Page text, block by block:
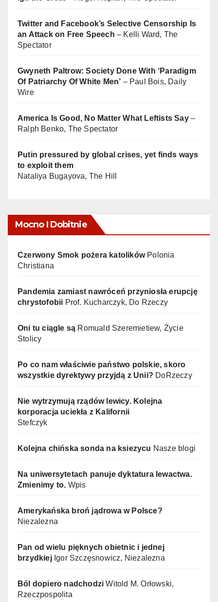
Twitter and Facebook’s Selective Censorship Is
an Attack on Free Speech – Kelli Ward, The
Spectator
Gwyneth Paltrow: Society Done With ‘Paradigm
Of Patriarchy Of White Men’ – Paul Bois, Daily
Wire
America Is Good, No Matter What Leftists Say–
Ralph Benko, The Spectator
Putin pressured by global crises, yet finds ways
to exploit them
Nataliya Bugayova, The Hill
Mocno I Dobitnie
Czerwony Smok pożera katolikówPolonia
Christiana
Pandemia zamiast nawróceń przyniosła erupcję
chrystofobii Prof. Kucharczyk, Do Rzeczy
Oni tu ciągle są Romuald Szeremietiew, Życie
Stolicy
Po co nam właściwie państwo polskie, skoro
wszystkie dyrektywy przyjdą z Unii? DoRzeczy
Nie wytrzymują rządów lewicy. Kolejna
korporacja uciekła z Kalifornii
Stefczyk
Kolejna chińska sonda na ksiezycu Nasze blogi
Na uniwersytetach panuje dyktatura lewactwa.
Zmienimy to. Wpis
Amerykańska broń jądrowa w Polsce?
Niezalezna
Pan od wielu pięknych obietnic i jednej
brzydkiejIgor Szczęsnowicz, Niezalezna
Ból dopiero nadchodzi Witold M. Orłowski,
Rzeczpospolita